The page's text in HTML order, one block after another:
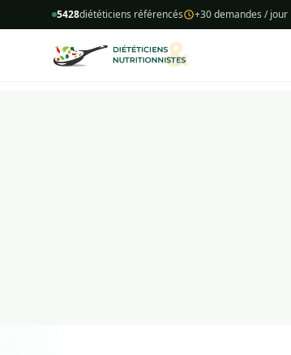
5428diététiciens référencés +30 demandes / jour